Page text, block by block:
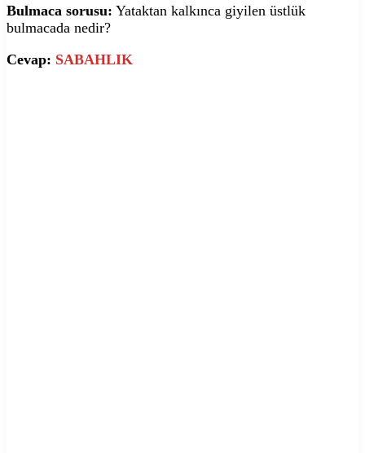
Bulmaca sorusu: Yataktan kalkınca giyilen üstlük
bulmacada nedir?
Cevap: SABAHLIK